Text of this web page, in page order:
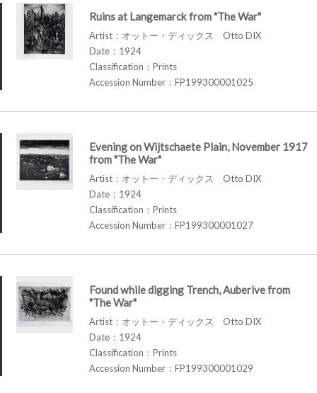
Ruins at Langemarck from "The War"
Artist：オットー・ディックス Otto DIX
Date：1924
Classification：Prints
Accession Number：FP199300001025
Evening on Wijtschaete Plain, November 1917
from "The War"
Artist：オットー・ディックス Otto DIX
Date：1924
Classification：Prints
Accession Number：FP199300001027
Found while digging Trench, Auberive from
"The War"
Artist：オットー・ディックス Otto DIX
Date：1924
Classification：Prints
Accession Number：FP199300001029